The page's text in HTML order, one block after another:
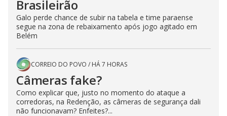
Brasileirão
Galo perde chance de subir na tabela e time paraense
segue na zona de rebaixamento após jogo agitado em
Belém
CORREIO DO POVO / HÁ 7 HORAS
Câmeras fake?
Como explicar que, justo no momento do ataque a
corredoras, na Redenção, as câmeras de segurança dali
não funcionavam? Enfeites?...